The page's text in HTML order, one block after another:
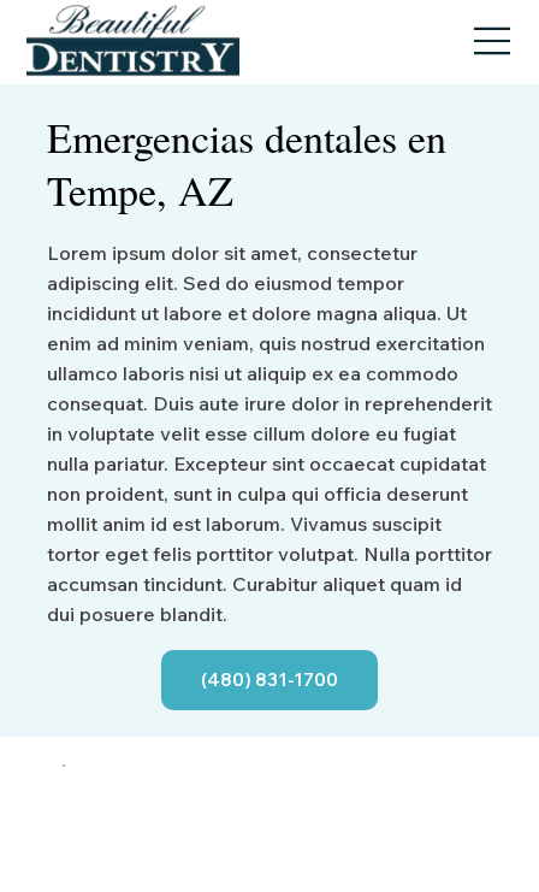
Emergencias dentales en
Tempe, AZ
Lorem ipsum dolor sit amet, consectetur
adipiscing elit. Sed do eiusmod tempor
incididunt ut labore et dolore magna aliqua. Ut
enim ad minim veniam, quis nostrud exercitation
ullamco laboris nisi ut aliquip ex ea commodo
consequat. Duis aute irure dolor in reprehenderit
in voluptate velit esse cillum dolore eu fugiat
nulla pariatur. Excepteur sint occaecat cupidatat
non proident, sunt in culpa qui officia deserunt
mollit anim id est laborum. Vivamus suscipit
tortor eget felis porttitor volutpat. Nulla porttitor
accumsan tincidunt. Curabitur aliquet quam id
dui posuere blandit.
(480) 831-1700